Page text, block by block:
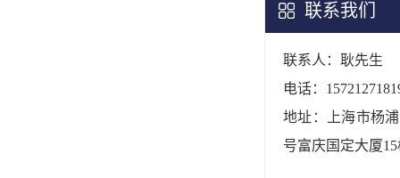
联系我们
联系人：耿先生
电话：
地址：上海市杨
号富庆国定大厦